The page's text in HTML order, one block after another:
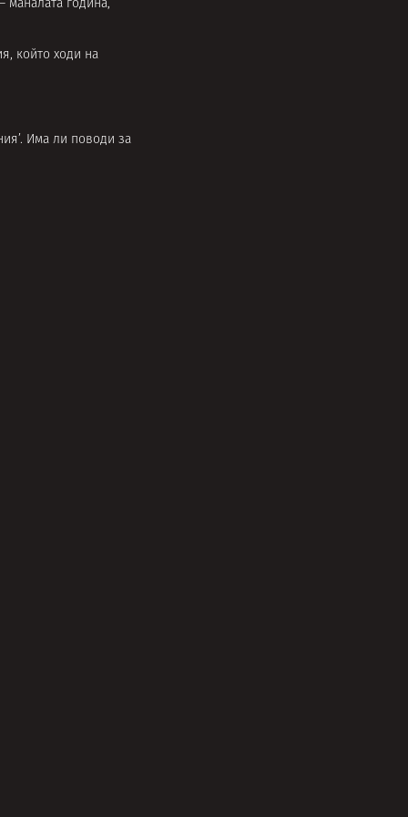
маналата година,
който ходи на
Има ли поводи за